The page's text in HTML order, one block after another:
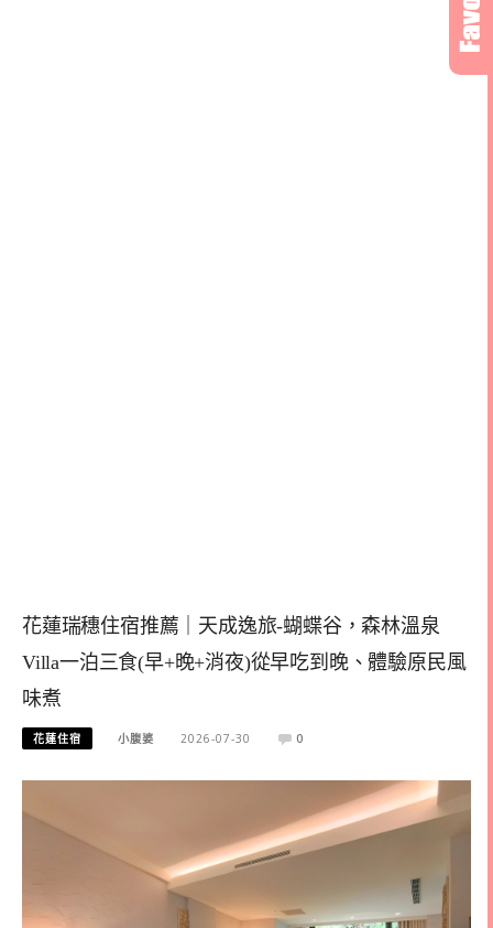
花蓮瑞穗住宿推薦｜天成逸旅-蝴蝶谷，森林溫泉
Villa一泊三食(早+晚+消夜)從早吃到晚、體驗原民風
味煮
花蓮住宿 小腹婆 2026-07-30 0